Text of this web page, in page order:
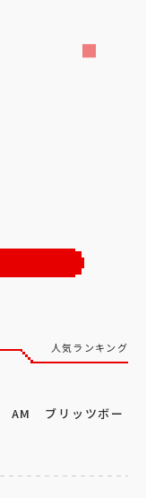
人気ランキング
AM ブリッツボー